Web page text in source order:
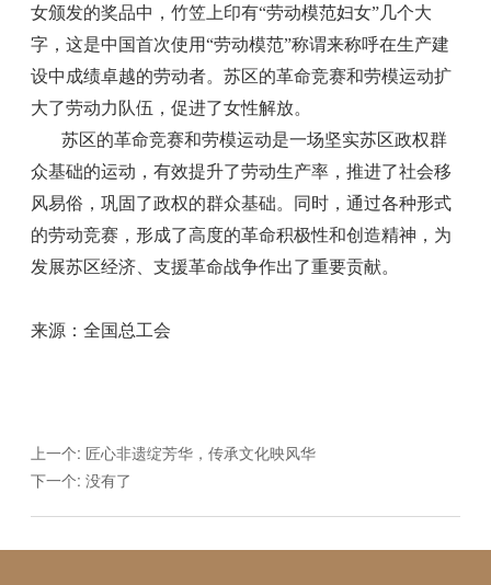
女颁发的奖品中，竹笠上印有“劳动模范妇女”几个大
字，这是中国首次使用“劳动模范”称谓来称呼在生产建
设中成绩卓越的劳动者。苏区的革命竞赛和劳模运动扩
大了劳动力队伍，促进了女性解放。
苏区的革命竞赛和劳模运动是一场坚实苏区政权群
众基础的运动，有效提升了劳动生产率，推进了社会移
风易俗，巩固了政权的群众基础。同时，通过各种形式
的劳动竞赛，形成了高度的革命积极性和创造精神，为
发展苏区经济、支援革命战争作出了重要贡献。
来源：全国总工会
上一个: 匠心非遗绽芳华，传承文化映风华
下一个: 没有了